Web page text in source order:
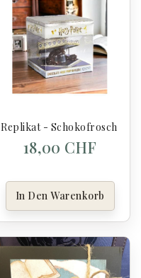
Replikat - Schokofrosch -
18,00 CHF
In Den Warenkorb